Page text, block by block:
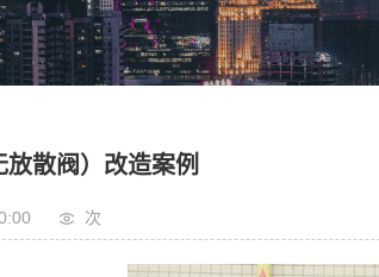
散阀）改造案例
次